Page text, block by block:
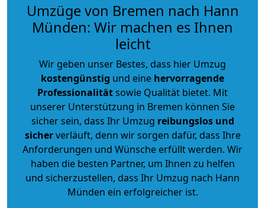
Umzüge von Bremen nach Hann
Münden: Wir machen es Ihnen
leicht
Wir geben unser Bestes, dass hier Umzug
kostengünstig und eine hervorragende
Professionalitätsowie Qualität bietet. Mit
unserer Unterstützung in Bremen können Sie
sicher sein, dass Ihr Umzug reibungslos und
sicherverläuft, denn wir sorgen dafür, dass Ihre
Anforderungen und Wünsche erfüllt werden. Wir
haben die besten Partner, um Ihnen zu helfen
und sicherzustellen, dass Ihr Umzug nach Hann
Münden ein erfolgreicher ist.